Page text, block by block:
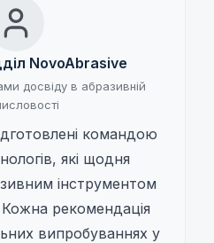
NovoAbrasive
досвіду в абразивній
командою
які щодня
інструментом
рекомендація
випробуваннях у